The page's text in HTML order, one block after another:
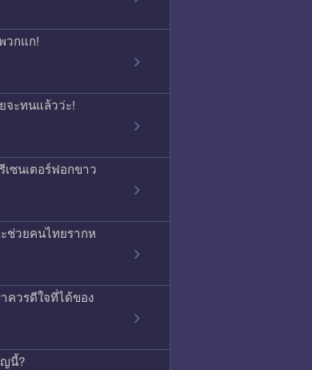
วกแก!
จะทนแล้วว่ะ!
ซนเตอร์ฟอกขาว
ะช่วยคนไทยรากห
ควรดีใจที่ได้ของ
นี้?